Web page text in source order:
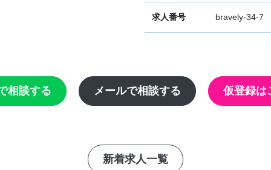
求人番号 bravely-34-7
相談する メールで相談する 仮登録は
新着求人一覧